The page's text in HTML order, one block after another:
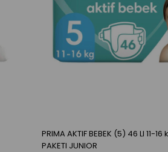
PRIMA AKTIF BEBEK (5) 46 LI 11-16
PAKETI JUNIOR